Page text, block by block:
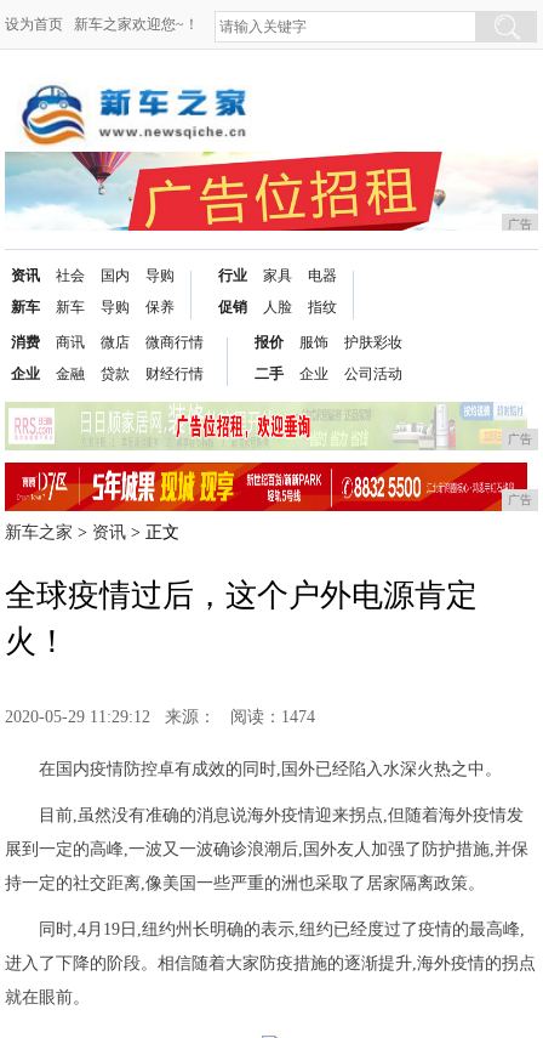
设为首页 新车之家欢迎您~！
广告
资讯
新车
社会
新车
国内
导购
导购
保养
行业
促销
家具
人脸
电器
指纹
消费
企业
商讯
金融
微店
贷款
微商行情
财经行情
报价
二手
服饰
企业
护肤彩妆
公司活动
广告
广告
新车之家 > 资讯 > 正文
全球疫情过后，这个户外电源肯定
火！
2020-05-29 11:29:12 来源： 阅读：1474
在国内疫情防控卓有成效的同时,国外已经陷入水深火热之中。
目前,虽然没有准确的消息说海外疫情迎来拐点,但随着海外疫情发
展到一定的高峰,一波又一波确诊浪潮后,国外友人加强了防护措施,并保
持一定的社交距离,像美国一些严重的洲也采取了居家隔离政策。
同时,4月19日,纽约州长明确的表示,纽约已经度过了疫情的最高峰,
进入了下降的阶段。相信随着大家防疫措施的逐渐提升,海外疫情的拐点
就在眼前。